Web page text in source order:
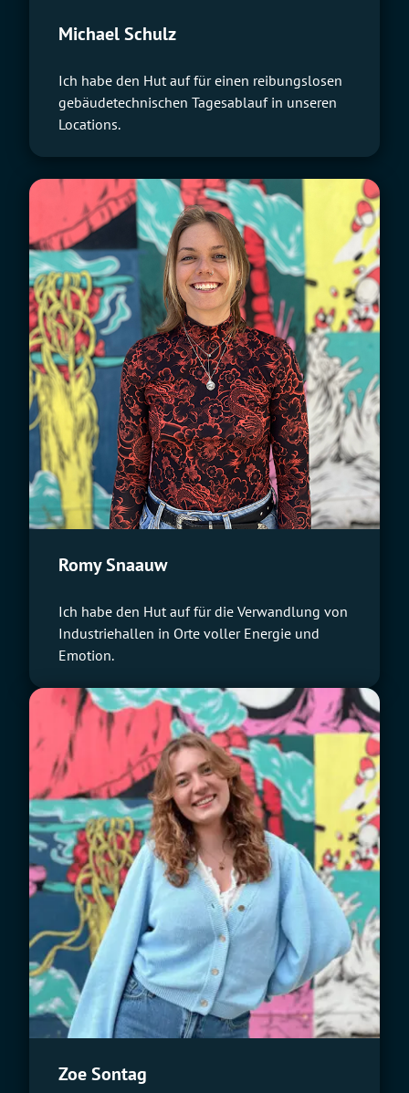
Michael Schulz
Ich habe den Hut auf für einen reibungslosen
gebäudetechnischen Tagesablauf in unseren
Locations.
Romy Snaauw
Ich habe den Hut auf für die Verwandlung von
Industriehallen in Orte voller Energie und
Emotion.
Zoe Sontag